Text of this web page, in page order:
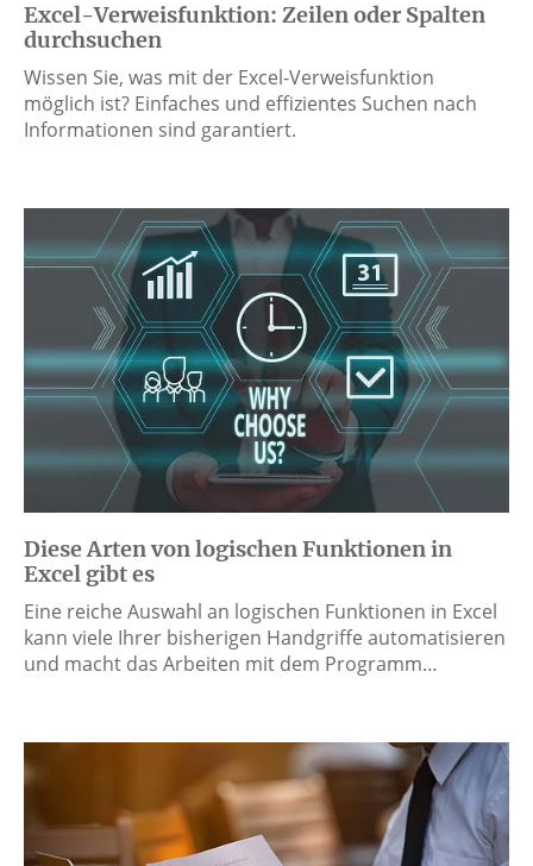
Excel-Verweisfunktion: Zeilen oder Spalten
durchsuchen
Wissen Sie, was mit der Excel-Verweisfunktion
möglich ist? Einfaches und effizientes Suchen nach
Informationen sind garantiert.
Diese Arten von logischen Funktionen in
Excel gibt es
Eine reiche Auswahl an logischen Funktionen in Excel
kann viele Ihrer bisherigen Handgriffe automatisieren
und macht das Arbeiten mit dem Programm…